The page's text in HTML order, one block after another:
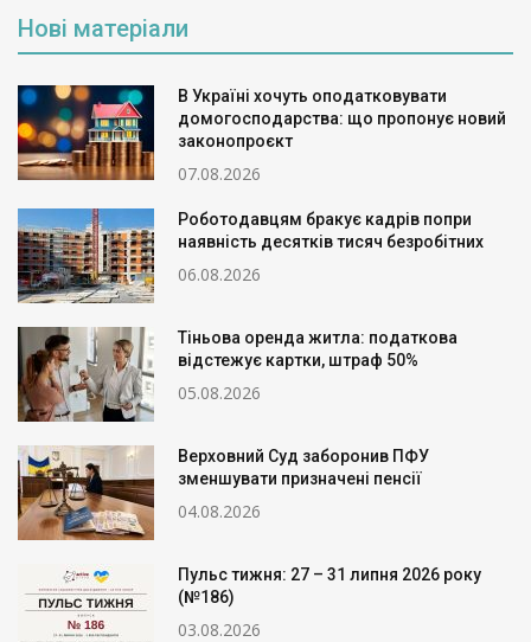
Нові матеріали
В Україні хочуть оподатковувати
домогосподарства: що пропонує новий
законопроєкт
07.08.2026
Роботодавцям бракує кадрів попри
наявність десятків тисяч безробітних
06.08.2026
Тіньова оренда житла: податкова
відстежує картки, штраф 50%
05.08.2026
Верховний Суд заборонив ПФУ
зменшувати призначені пенсії
04.08.2026
Пульс тижня: 27 – 31 липня 2026 року
(№186)
03.08.2026